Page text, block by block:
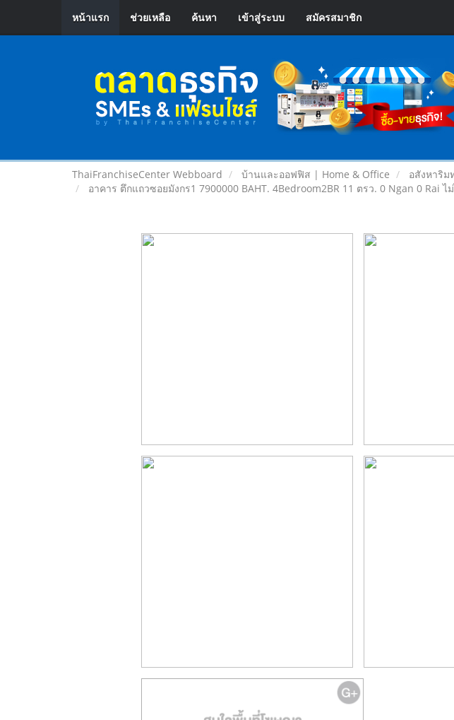
หน้าแรก ช่วยเหลือ ค้นหา เข้าสู่ระบบ สมัครสมาชิก
ThaiFranchiseCenter Webboard บ้านและออฟฟิส | Home & Office อสังหาริ
อาคาร ตึกแถวซอยมังกร1 7900000 BAHT. 4Bedroom2BR 11 ตรว. 0 Ngan 0 Rai